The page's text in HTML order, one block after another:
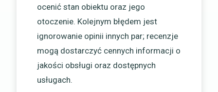
ocenić stan obiektu oraz jego
otoczenie. Kolejnym błędem jest
ignorowanie opinii innych par; recenzje
mogą dostarczyć cennych informacji o
jakości obsługi oraz dostępnych
usługach.